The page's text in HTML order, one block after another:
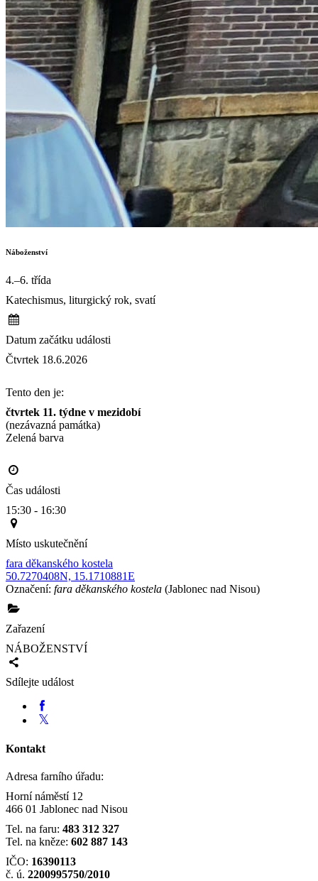
Náboženství
4.–6. třída
Katechismus, liturgický rok, svatí
Datum začátku události
Čtvrtek 18.6.2026
Tento den je:
čtvrtek 11. týdne v mezidobí
(nezávazná památka)
Zelená barva
Čas události
15:30 - 16:30
Místo uskutečnění
fara děkanského kostela
50.7270408N, 15.1710881E
Označení: fara děkanského kostela (Jablonec nad Nisou)
Zařazení
NÁBOŽENSTVÍ
Sdílejte událost
Kontakt
Adresa farního úřadu:
Horní náměstí 12
466 01 Jablonec nad Nisou
Tel. na faru: 483 312 327
Tel. na kněze: 602 887 143
IČO: 16390113
č. ú. 2200995750/2010